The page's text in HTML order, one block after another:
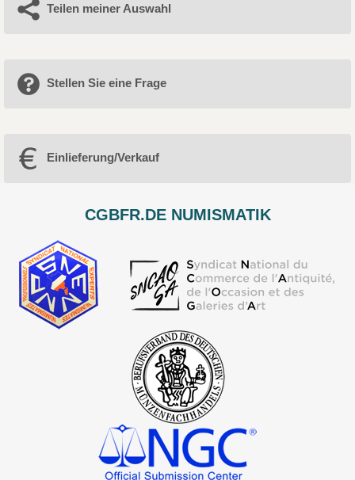
Teilen meiner Auswahl
Stellen Sie eine Frage
Einlieferung/Verkauf
CGBFR.DE NUMISMATIK